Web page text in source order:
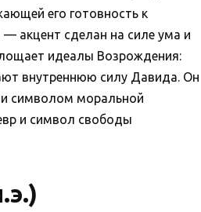
его готовность к
акцент сделан на силе ума и
идеалы Возрождения:
внутреннюю силу Давида. Он
и символом моральной
и символ свободы